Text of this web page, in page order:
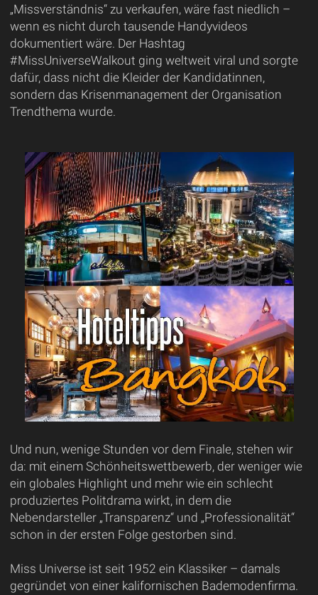
„Missverständnis“ zu verkaufen, wäre fast niedlich –
wenn es nicht durch tausende Handyvideos
dokumentiert wäre. Der Hashtag
#MissUniverseWalkout ging weltweit viral und sorgte
dafür, dass nicht die Kleider der Kandidatinnen,
sondern das Krisenmanagement der Organisation
Trendthema wurde.
Und nun, wenige Stunden vor dem Finale, stehen wir
da: mit einem Schönheitswettbewerb, der weniger wie
ein globales Highlight und mehr wie ein schlecht
produziertes Politdrama wirkt, in dem die
Nebendarsteller „Transparenz“ und „Professionalität“
schon in der ersten Folge gestorben sind.
Miss Universe ist seit 1952 ein Klassiker – damals
gegründet von einer kalifornischen Bademodenfirma.